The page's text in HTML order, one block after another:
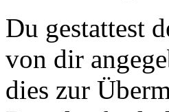
Du gestattest
von dir
dies zur